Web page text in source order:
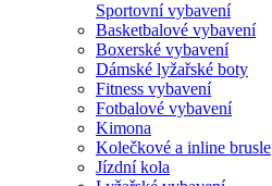
Sportovní vybavení
Basketbalové vybavení
Boxerské vybavení
Dámské lyžařské boty
Fitness vybavení
Fotbalové vybavení
Kimona
Kolečkové a inline brusle
Jízdní kola